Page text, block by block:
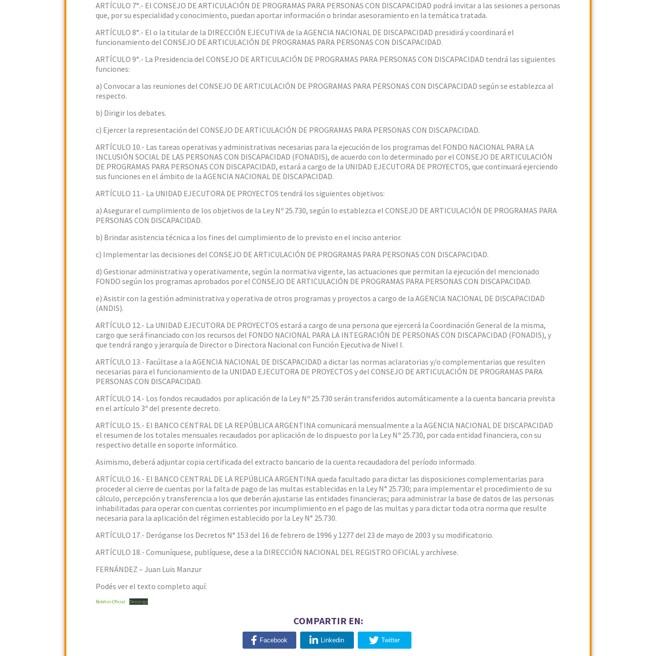
ARTÍCULO 7°.- El CONSEJO DE ARTICULACIÓN DE PROGRAMAS PARA PERSONAS CON DISCAPACIDAD podrá invitar a las sesiones a personas
que, por su especialidad y conocimiento, puedan aportar información o brindar asesoramiento en la temática tratada.
ARTÍCULO 8°.- El o la titular de la DIRECCIÓN EJECUTIVA de la AGENCIA NACIONAL DE DISCAPACIDAD presidirá y coordinará el
funcionamiento del CONSEJO DE ARTICULACIÓN DE PROGRAMAS PARA PERSONAS CON DISCAPACIDAD.
ARTÍCULO 9°.- La Presidencia del CONSEJO DE ARTICULACIÓN DE PROGRAMAS PARA PERSONAS CON DISCAPACIDAD tendrá las siguientes
funciones:
a) Convocar a las reuniones del CONSEJO DE ARTICULACIÓN DE PROGRAMAS PARA PERSONAS CON DISCAPACIDAD según se establezca al
respecto.
b) Dirigir los debates.
c) Ejercer la representación del CONSEJO DE ARTICULACIÓN DE PROGRAMAS PARA PERSONAS CON DISCAPACIDAD.
ARTÍCULO 10.- Las tareas operativas y administrativas necesarias para la ejecución de los programas del FONDO NACIONAL PARA LA
INCLUSIÓN SOCIAL DE LAS PERSONAS CON DISCAPACIDAD (FONADIS), de acuerdo con lo determinado por el CONSEJO DE ARTICULACIÓN
DE PROGRAMAS PARA PERSONAS CON DISCAPACIDAD, estará a cargo de la UNIDAD EJECUTORA DE PROYECTOS, que continuará ejerciendo
sus funciones en el ámbito de la AGENCIA NACIONAL DE DISCAPACIDAD.
ARTÍCULO 11.- La UNIDAD EJECUTORA DE PROYECTOS tendrá los siguientes objetivos:
a) Asegurar el cumplimiento de los objetivos de la Ley Nº 25.730, según lo establezca el CONSEJO DE ARTICULACIÓN DE PROGRAMAS PARA
PERSONAS CON DISCAPACIDAD.
b) Brindar asistencia técnica a los fines del cumplimiento de lo previsto en el inciso anterior.
c) Implementar las decisiones del CONSEJO DE ARTICULACIÓN DE PROGRAMAS PARA PERSONAS CON DISCAPACIDAD.
d) Gestionar administrativa y operativamente, según la normativa vigente, las actuaciones que permitan la ejecución del mencionado
FONDO según los programas aprobados por el CONSEJO DE ARTICULACIÓN DE PROGRAMAS PARA PERSONAS CON DISCAPACIDAD.
e) Asistir con la gestión administrativa y operativa de otros programas y proyectos a cargo de la AGENCIA NACIONAL DE DISCAPACIDAD
(ANDIS).
ARTÍCULO 12.- La UNIDAD EJECUTORA DE PROYECTOS estará a cargo de una persona que ejercerá la Coordinación General de la misma,
cargo que será financiado con los recursos del FONDO NACIONAL PARA LA INTEGRACIÓN DE PERSONAS CON DISCAPACIDAD (FONADIS), y
que tendrá rango y jerarquía de Director o Directora Nacional con Función Ejecutiva de Nivel I.
ARTÍCULO 13.- Facúltase a la AGENCIA NACIONAL DE DISCAPACIDAD a dictar las normas aclaratorias y/o complementarias que resulten
necesarias para el funcionamiento de la UNIDAD EJECUTORA DE PROYECTOS y del CONSEJO DE ARTICULACIÓN DE PROGRAMAS PARA
PERSONAS CON DISCAPACIDAD.
ARTÍCULO 14.- Los fondos recaudados por aplicación de la Ley Nº 25.730 serán transferidos automáticamente a la cuenta bancaria prevista
en el artículo 3º del presente decreto.
ARTÍCULO 15.- El BANCO CENTRAL DE LA REPÚBLICA ARGENTINA comunicará mensualmente a la AGENCIA NACIONAL DE DISCAPACIDAD
el resumen de los totales mensuales recaudados por aplicación de lo dispuesto por la Ley Nº 25.730, por cada entidad financiera, con su
respectivo detalle en soporte informático.
Asimismo, deberá adjuntar copia certificada del extracto bancario de la cuenta recaudadora del período informado.
ARTÍCULO 16.- El BANCO CENTRAL DE LA REPÚBLICA ARGENTINA queda facultado para dictar las disposiciones complementarias para
proceder al cierre de cuentas por la falta de pago de las multas establecidas en la Ley N° 25.730; para implementar el procedimiento de su
cálculo, percepción y transferencia a los que deberán ajustarse las entidades financieras; para administrar la base de datos de las personas
inhabilitadas para operar con cuentas corrientes por incumplimiento en el pago de las multas y para dictar toda otra norma que resulte
necesaria para la aplicación del régimen establecido por la Ley N° 25.730.
ARTÍCULO 17.- Deróganse los Decretos N° 153 del 16 de febrero de 1996 y 1277 del 23 de mayo de 2003 y su modificatorio.
ARTÍCULO 18.- Comuníquese, publíquese, dese a la DIRECCIÓN NACIONAL DEL REGISTRO OFICIAL y archívese.
FERNÁNDEZ – Juan Luis Manzur
Podés ver el texto completo aquí:
Boletin-Oficial Descarga
COMPARTIR EN:
Facebook Linkedin Twitter